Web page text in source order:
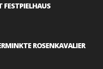
FESTPIELHAUS
ROSENKAVALIER